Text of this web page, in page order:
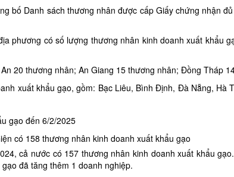
bố Danh sách thương nhân được cấp Giấy chứng nhận
phương có số lượng thương nhân kinh doanhxuất khẩu
20 thương nhân; An Giang 15 thương nhân; Đồng Tháp
xuất khẩu gạo, gồm: Bạc Liêu, Bình Định, Đà Nẵng, Hà
có 158 thương nhân kinh doanh xuất khẩu gạo
cả nước có 157 thương nhân kinh doanh xuất khẩu
đã tăng thêm 1 doanh nghiệp.